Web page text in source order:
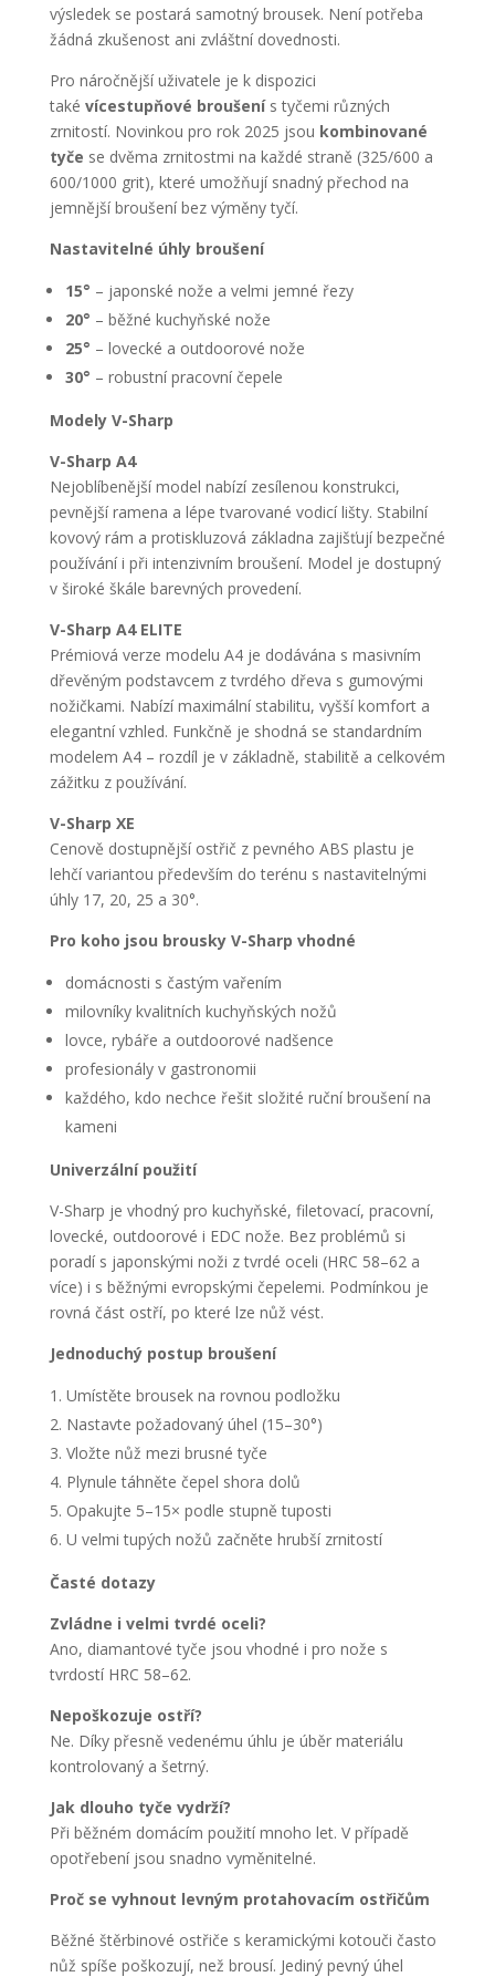
výsledek se postará samotný brousek. Není potřeba
žádná zkušenost ani zvláštní dovednosti.
Pro náročnější uživatele je k dispozici
také vícestupňové broušenís tyčemi různých
zrnitostí. Novinkou pro rok 2025 jsou kombinované
tyče se dvěma zrnitostmi na každé straně (325/600 a
600/1000 grit), které umožňují snadný přechod na
jemnější broušení bez výměny tyčí.
Nastavitelné úhly broušení
15° – japonské nože a velmi jemné řezy
20° – běžné kuchyňské nože
25° – lovecké a outdoorové nože
30° – robustní pracovní čepele
Modely V-Sharp
V-Sharp A4
Nejoblíbenější model nabízí zesílenou konstrukci,
pevnější ramena a lépe tvarované vodicí lišty. Stabilní
kovový rám a protiskluzová základna zajišťují bezpečné
používání i při intenzivním broušení. Model je dostupný
v široké škále barevných provedení.
V-Sharp A4 ELITE
Prémiová verze modelu A4 je dodávána s masivním
dřevěným podstavcem z tvrdého dřeva s gumovými
nožičkami. Nabízí maximální stabilitu, vyšší komfort a
elegantní vzhled. Funkčně je shodná se standardním
modelem A4 – rozdíl je v základně, stabilitě a celkovém
zážitku z používání.
V-Sharp XE
Cenově dostupnější ostřič z pevného ABS plastu je
lehčí variantou především do terénu s nastavitelnými
úhly 17, 20, 25 a 30°.
Pro koho jsou brousky V-Sharp vhodné
domácnosti s častým vařením
milovníky kvalitních kuchyňských nožů
lovce, rybáře a outdoorové nadšence
profesionály v gastronomii
každého, kdo nechce řešit složité ruční broušení na
kameni
Univerzální použití
V-Sharp je vhodný pro kuchyňské, filetovací, pracovní,
lovecké, outdoorové i EDC nože. Bez problémů si
poradí s japonskými noži z tvrdé oceli (HRC 58–62 a
více) i s běžnými evropskými čepelemi. Podmínkou je
rovná část ostří, po které lze nůž vést.
Jednoduchý postup broušení
Umístěte brousek na rovnou podložku
Nastavte požadovaný úhel (15–30°)
Vložte nůž mezi brusné tyče
Plynule táhněte čepel shora dolů
Opakujte 5–15× podle stupně tuposti
U velmi tupých nožů začněte hrubší zrnitostí
Časté dotazy
Zvládne i velmi tvrdé oceli?
Ano, diamantové tyče jsou vhodné i pro nože s
tvrdostí HRC 58–62.
Nepoškozuje ostří?
Ne. Díky přesně vedenému úhlu je úběr materiálu
kontrolovaný a šetrný.
Jak dlouho tyče vydrží?
Při běžném domácím použití mnoho let. V případě
opotřebení jsou snadno vyměnitelné.
Proč se vyhnout levným protahovacím ostřičům
Běžné štěrbinové ostřiče s keramickými kotouči často
nůž spíše poškozují, než brousí. Jediný pevný úhel